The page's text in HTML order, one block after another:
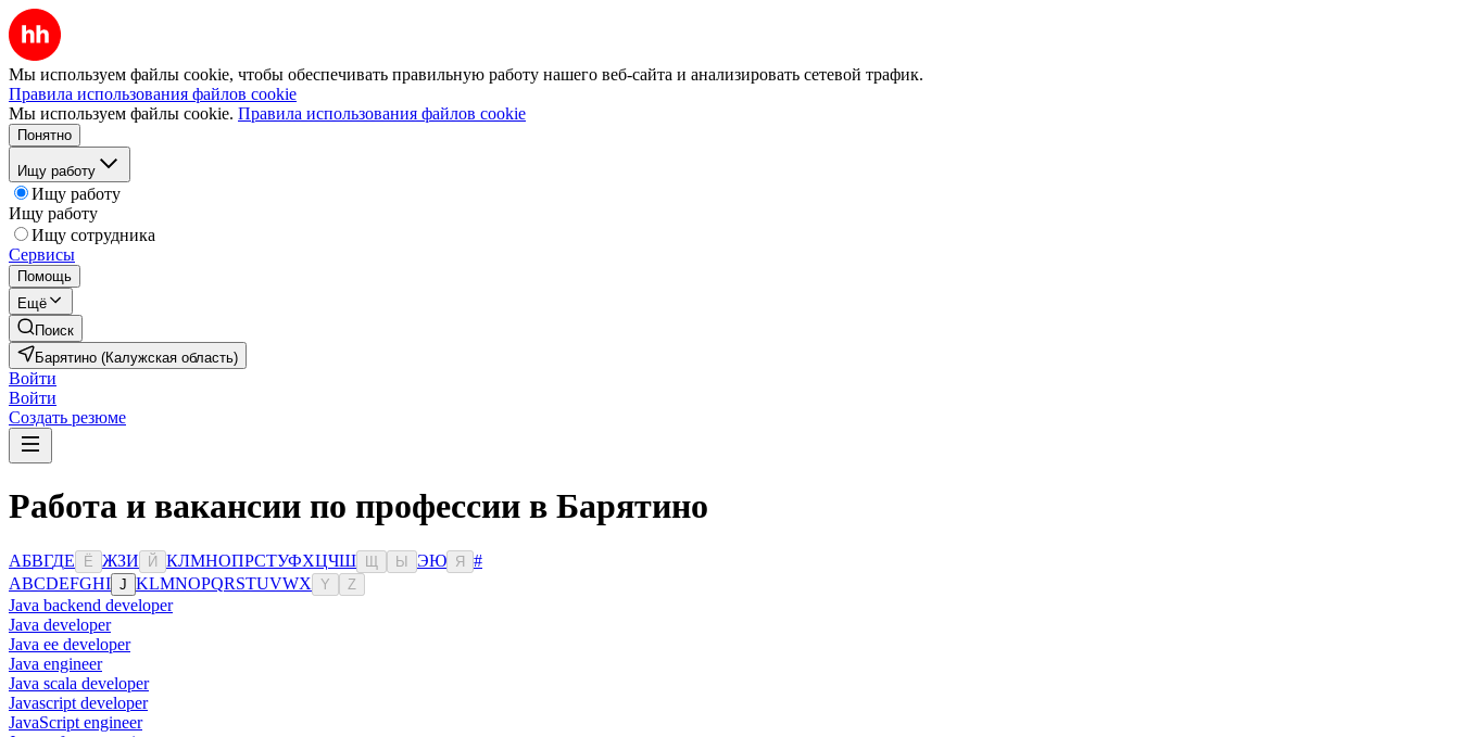
Мы используем файлы cookie, чтобы обеспечивать правильную работу нашего веб-сайта и анализировать сетевой трафик.
Правила использования файлов cookie
Мы используем файлы cookie. Правила использования файлов cookie
Понятно
Ищу работу
Ищу работу
Ищу работу
Ищу сотрудника
Сервисы
Помощь
Ещё
Поиск
Барятино (Калужская область)
Войти
Войти
Создать резюме
Работа и вакансии по профессии в Барятино
АБВГДЕ Ё ЖЗИ Й КЛМНОПРСТУФХЦЧШ Ы ЭЮ Я
#
ABCDEFGHI J KLMNOPQRSTUVWX Y Z
Java backend developer
Java developer
Java ee developer
Java engineer
Java scala developer
Javascript developer
JavaScript engineer